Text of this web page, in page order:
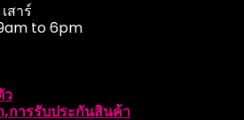
สาร์
to 6pm
ว
การรับประกันสินค้า